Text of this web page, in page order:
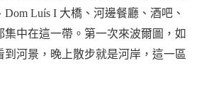
Luís I 大橋、河邊餐廳、酒吧、
集中在這一帶。第一次來波爾圖，如
到河景，晚上散步就是河岸，這一區